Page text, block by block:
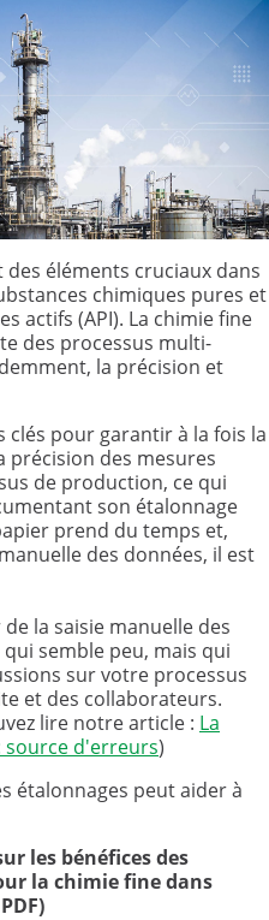
éléments cruciaux dans
chimiques pures et
actifs (API). La chimie fine
des processus multi-
la précision et
pour garantir à la fois la
précision des mesures
de production, ce qui
son étalonnage
prend du temps et,
des données, il est
la saisie manuelle des
semble peu, mais qui
sur votre processus
et des collaborateurs.
lire notre article : La
source d'erreurs)
étalonnages peut aider à
les bénéfices des
la chimie fine dans